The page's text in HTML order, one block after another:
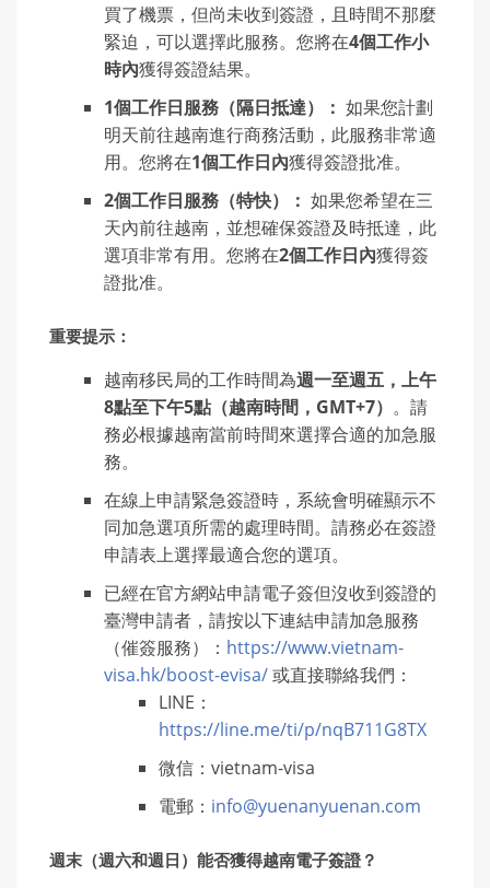
買了機票，但尚未收到簽證，且時間不那麼
緊迫，可以選擇此服務。您將在4個工作小
時內獲得簽證結果。
1個工作日服務（隔日抵達）： 如果您計劃
明天前往越南進行商務活動，此服務非常適
用。您將在1個工作日內獲得簽證批准。
2個工作日服務（特快）： 如果您希望在三
天內前往越南，並想確保簽證及時抵達，此
選項非常有用。您將在2個工作日內獲得簽
證批准。
重要提示：
越南移民局的工作時間為週一至週五，上午
8點至下午5點（越南時間， GMT+7） 。請
務必根據越南當前時間來選擇合適的加急服
務。
在線上申請緊急簽證時，系統會明確顯示不
同加急選項所需的處理時間。請務必在簽證
申請表上選擇最適合您的選項。
已經在官方網站申請電子簽但沒收到簽證的
臺灣申請者，請按以下連結申請加急服務
（催簽服務）： https://www.vietnam-
visa.hk/boost-evisa/或直接聯絡我們：
LINE：
https://line.me/ti/p/nqB711G8TX
微信：vietnam-visa
電郵： info@yuenanyuenan.com
週末（週六和週日）能否獲得越南電子簽證？